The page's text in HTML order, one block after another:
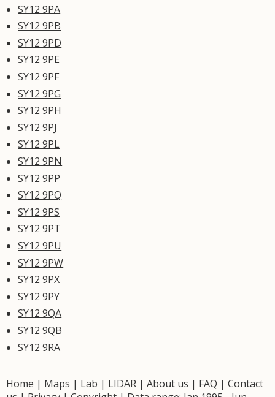
SY12 9PA
SY12 9PB
SY12 9PD
SY12 9PE
SY12 9PF
SY12 9PG
SY12 9PH
SY12 9PJ
SY12 9PL
SY12 9PN
SY12 9PP
SY12 9PQ
SY12 9PS
SY12 9PT
SY12 9PU
SY12 9PW
SY12 9PX
SY12 9PY
SY12 9QA
SY12 9QB
SY12 9RA
Home | Maps | Lab | LIDAR | About us | FAQ | Contact